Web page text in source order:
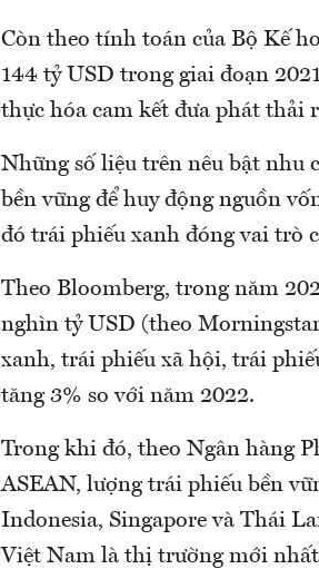
Còn theo tính toán của Bộ Kế
144 tỷ USD trong giai đoạn
thực hóa cam kết đưa phát thải
Những số liệu trên nêu bật nhu
bền vững để huy động nguồn
đó trái phiếu xanh đóng vai trò
Theo Bloomberg, trong năm
nghìn tỷ USD (theo
xanh, trái phiếu xã hội, trái
tăng 3% so với năm 2022.
Trong khi đó, theo Ngân hàng
ASEAN, lượng trái phiếu bền
Indonesia, Singapore và Thái
Việt Nam là thị trường mới nhất